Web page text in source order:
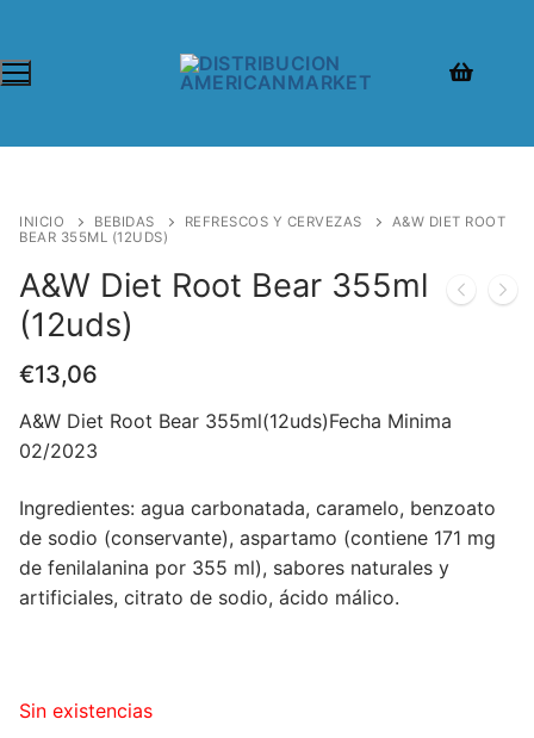
INICIO BEBIDAS REFRESCOS Y CERVEZAS
A&W DIET ROOT
BEAR 355ML (12UDS)
A&W Diet Root Bear 355ml
(12uds)
€13,06
A&W Diet Root Bear 355ml(12uds)Fecha Minima
02/2023
Ingredientes: agua carbonatada, caramelo, benzoato
de sodio (conservante), aspartamo (contiene 171 mg
de fenilalanina por 355 ml), sabores naturales y
artificiales, citrato de sodio, ácido málico.
Sin existencias